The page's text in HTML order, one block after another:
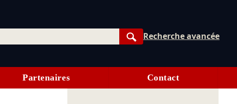
Rechercher
Recherche avancée
Partenaires Contact